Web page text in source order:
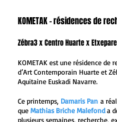
NOUVEAU
KOMETAK - résidences de
Zébra3 x Centro Huarte x
KOMETAK est une résidence de
d’Art Contemporain Huarte et
Aquitaine Euskadi Navarre.
Ce printemps, Damaris Pan a
que Mathias Briche Malefonda
plusieurs semaines, recherche,